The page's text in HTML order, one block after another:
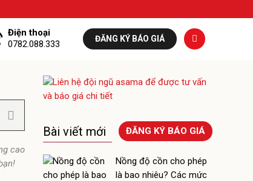
ĐĂNG KÝ BÁO GIÁ
Điện thoại
0782.088.333
cao
Bài viết mới ĐĂNG KÝ BÁO GIÁ
Nồng độ cồn cho phép
là bao nhiêu? Các mức